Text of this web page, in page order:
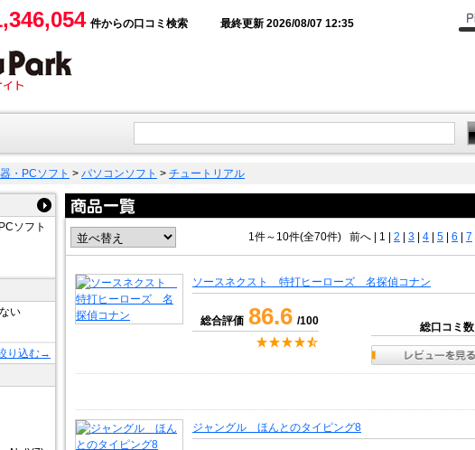
件からの口コミ検索 最終更新 2026/08/07 12:35
・PCソフト > パソコンソフト > チュートリアル
ソフト
い
り込む→
1件～10件(全70件) 前へ 1 | 2 3 4 5 6 7
ソースネクスト 特打ヒーローズ 名探偵コナン
総合評価 86.6 /100 総口コミ数
ジャングル ほんとのタイピング8